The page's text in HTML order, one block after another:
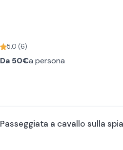
5,0 (6)
Da 50€a persona
Passeggiata a cavallo sulla